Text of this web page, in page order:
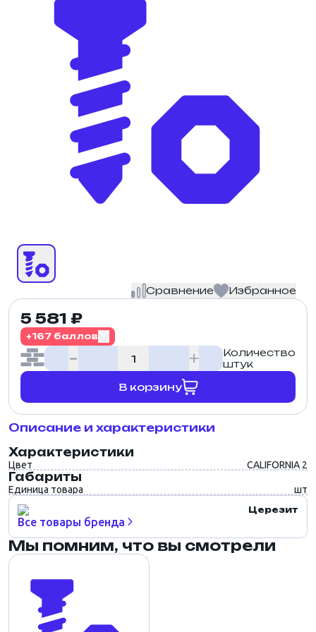
Сравнение Избранное
5 581 ₽
+167 баллов
Количество
штук
В корзину
Описание и характеристики
Характеристики
Цвет CALIFORNIA 2
Габариты
Единица товара шт
Церезит
Все товары бренда
Мы помним, что вы смотрели